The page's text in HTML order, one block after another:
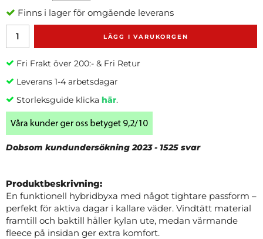
Finns i lager för omgående leverans
LÄGG I VARUKORGEN
Fri Frakt över 200:- & Fri Retur
Leverans 1-4 arbetsdagar
Storleksguide klicka här.
Dobsom kundundersökning 2023 - 1525 svar
Produktbeskrivning:
En funktionell hybridbyxa med något tightare passform –
perfekt för aktiva dagar i kallare väder. Vindtätt material
framtill och baktill håller kylan ute, medan värmande
fleece på insidan ger extra komfort.